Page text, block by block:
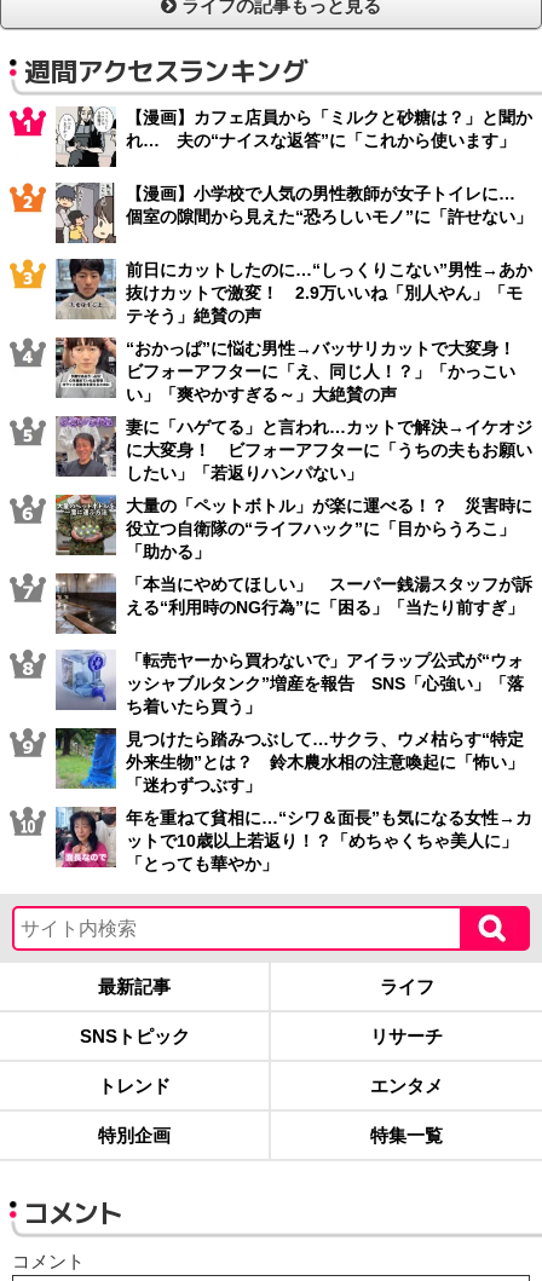
ライフの記事もっと見る
週間アクセスランキング
【漫画】カフェ店員から「ミルクと砂糖は？」と聞か
れ… 夫の“ナイスな返答”に「これから使います」
【漫画】小学校で人気の男性教師が女子トイレに…
個室の隙間から見えた“恐ろしいモノ”に「許せない」
前日にカットしたのに…“しっくりこない”男性→あか
抜けカットで激変！ 2.9万いいね「別人やん」「モ
テそう」絶賛の声
“おかっぱ”に悩む男性→バッサリカットで大変身！
ビフォーアフターに「え、同じ人！？」「かっこい
い」「爽やかすぎる～」大絶賛の声
妻に「ハゲてる」と言われ…カットで解決→イケオジ
に大変身！ ビフォーアフターに「うちの夫もお願い
したい」「若返りハンパない」
大量の「ペットボトル」が楽に運べる！？ 災害時に
役立つ自衛隊の“ライフハック”に「目からうろこ」
「助かる」
「本当にやめてほしい」 スーパー銭湯スタッフが訴
える“利用時のNG行為”に「困る」「当たり前すぎ」
「転売ヤーから買わないで」アイラップ公式が“ウォ
ッシャブルタンク”増産を報告 SNS「心強い」「落
ち着いたら買う」
見つけたら踏みつぶして…サクラ、ウメ枯らす“特定
外来生物”とは？ 鈴木農水相の注意喚起に「怖い」
「迷わずつぶす」
年を重ねて貧相に…“シワ＆面長”も気になる女性→カ
ットで10歳以上若返り！？「めちゃくちゃ美人に」
「とっても華やか」
最新記事 ライフ
SNSトピック リサーチ
トレンド エンタメ
特別企画 特集一覧
コメント
コメント